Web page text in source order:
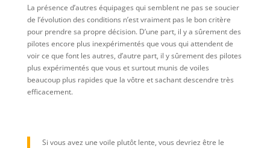
La présence d’autres équipages qui semblent ne pas se soucier
de l’évolution des conditions n’est vraiment pas le bon critère
pour prendre sa propre décision. D’une part, il y a sûrement des
pilotes encore plus inexpérimentés que vous qui attendent de
voir ce que font les autres, d’autre part, il y sûrement des pilotes
plus expérimentés que vous et surtout munis de voiles
beaucoup plus rapides que la vôtre et sachant descendre très
efficacement.
Si vous avez une voile plutôt lente, vous devriez être le